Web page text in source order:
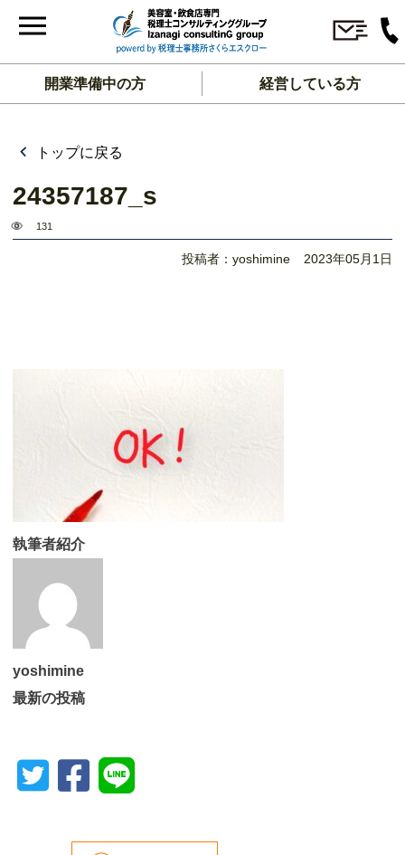
開業準備中の方 経営している方
トップに戻る
24357187_s
131
投稿者：yoshimine 2023年05月1日
執筆者紹介
yoshimine
最新の投稿